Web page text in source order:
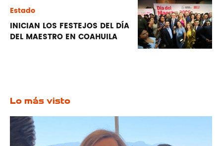
Estado
INICIAN LOS FESTEJOS DEL DÍA
DEL MAESTRO EN COAHUILA
Lo más visto